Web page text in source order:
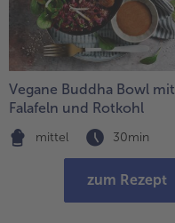
Vegane Buddha Bowl mit
Falafeln und Rotkohl
mittel 30min
zum Rezept